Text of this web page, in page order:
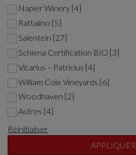
Napier Winery [4]
Rattalino [5]
Salentein [27]
Schiena Certification BIO [3]
Vicarius – Patricius [4]
William Cole Vineyards [6]
Woodhaven [2]
Autres [4]
Réinitialiser
APPLIQUER